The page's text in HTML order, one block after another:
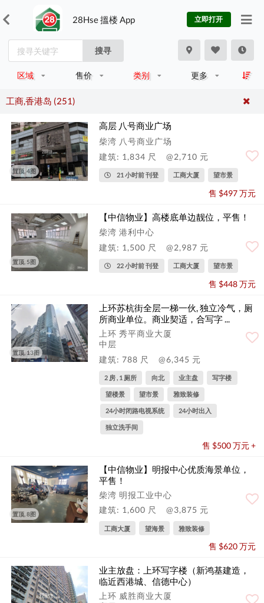
28Hse 搵楼 App 立即打开
搜寻
区域 售价 类别 更多
工商,香港岛 (251)
置顶, 4图
高层 八号商业广场
柴湾 八号商业广场
建筑: 1,834 尺
@2,710 元
21 小时前 刊登 工商大厦 望市景
售 $497 万元
置顶, 5图
【中信物业】高楼底单边靓位，平售！
柴湾 港利中心
建筑: 1,500 尺
@2,987 元
22 小时前 刊登 工商大厦 望市景
售 $448 万元
置顶, 13图
上环苏杭街全层一梯一伙, 独立冷气，厕
所商业单位。商业契适，合写字 ...
上环 秀平商业大厦
中层
建筑: 788 尺
@6,345 元
2 房 , 1 厕所 向北 业主盘 写字楼
望楼景 望市景 雅致装修
24小时闭路电视系统 24小时出入
独立洗手间
售 $500 万元 +
置顶, 8图
【中信物业】明报中心优质海景单位，
平售！
柴湾 明报工业中心
建筑: 1,600 尺
@3,875 元
工商大厦 望海景 雅致装修
售 $620 万元
业主放盘：上环写字楼（新鸿基建造，
临近西港城、信德中心）
上环 威胜商业大厦